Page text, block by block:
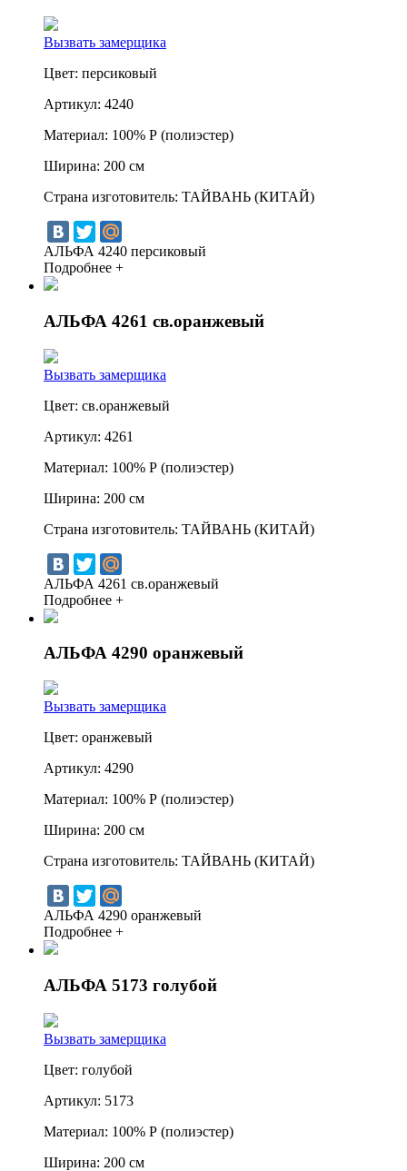
Вызвать замерщика
Цвет: персиковый
Артикул: 4240
Материал: 100% Р (полиэстер)
Ширина: 200 см
Страна изготовитель: ТАЙВАНЬ (КИТАЙ)
АЛЬФА 4240 персиковый
Подробнее +
АЛЬФА 4261 св.оранжевый
Вызвать замерщика
Цвет: св.оранжевый
Артикул: 4261
Материал: 100% Р (полиэстер)
Ширина: 200 см
Страна изготовитель: ТАЙВАНЬ (КИТАЙ)
АЛЬФА 4261 св.оранжевый
Подробнее +
АЛЬФА 4290 оранжевый
Вызвать замерщика
Цвет: оранжевый
Артикул: 4290
Материал: 100% Р (полиэстер)
Ширина: 200 см
Страна изготовитель: ТАЙВАНЬ (КИТАЙ)
АЛЬФА 4290 оранжевый
Подробнее +
АЛЬФА 5173 голубой
Вызвать замерщика
Цвет: голубой
Артикул: 5173
Материал: 100% Р (полиэстер)
Ширина: 200 см